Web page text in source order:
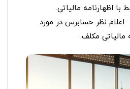
اظهارنامه مالیاتی.
نظر حسابرس در مورد
مکلف.